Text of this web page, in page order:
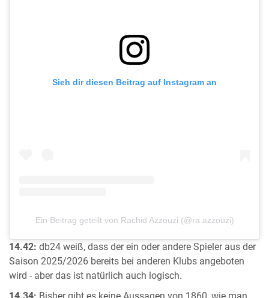
Sieh dir diesen Beitrag auf Instagram an
Ein Beitrag geteilt von Rachid Azzouzi (@ra.azzouzi)
14.42: db24 weiß, dass der ein oder andere Spieler aus der
Saison 2025/2026 bereits bei anderen Klubs angeboten
wird - aber das ist natürlich auch logisch.